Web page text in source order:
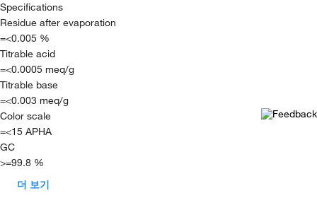
Specifications
Residue after evaporation
=<0.005 %
Titrable acid
=<0.0005 meq/g
Titrable base
=<0.003 meq/g
Color scale
=<15 APHA
GC
>=99.8 %
더 보기